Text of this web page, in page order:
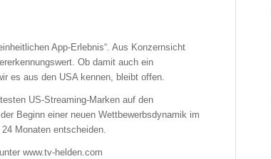
App-Erlebnis“. Aus Konzernsicht
Ob damit auch ein
es aus den USA kennen, bleibt offen.
US-Streaming-Marken auf den
Beginn einer neuen Wettbewerbsdynamik im
Monaten entscheiden.
www.tv-helden.com